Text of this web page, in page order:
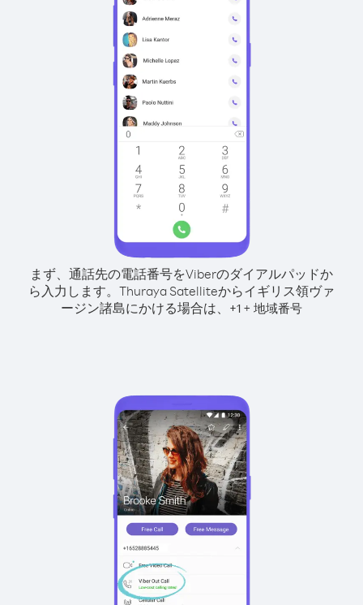
まず、通話先の電話番号をViberのダイアルパッドか
ら入力します。 Thuraya Satelliteからイギリス領ヴァ
ージン諸島にかける場合は、 +1 + 地域番号